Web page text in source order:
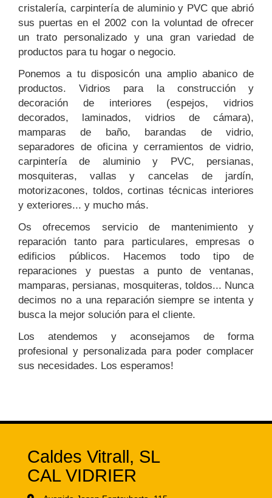
cristalería, carpintería de aluminio y PVC que abrió
sus puertas en el 2002 con la voluntad de ofrecer
un trato personalizado y una gran variedad de
productos para tu hogar o negocio.
Ponemos a tu disposicón una amplio abanico de
productos. Vidrios para la construcción y
decoración de interiores (espejos, vidrios
decorados, laminados, vidrios de cámara),
mamparas de baño, barandas de vidrio,
separadores de oficina y cerramientos de vidrio,
carpintería de aluminio y PVC, persianas,
mosquiteras, vallas y cancelas de jardín,
motorizacones, toldos, cortinas técnicas interiores
y exteriores... y mucho más.
Os ofrecemos servicio de mantenimiento y
reparación tanto para particulares, empresas o
edificios públicos. Hacemos todo tipo de
reparaciones y puestas a punto de ventanas,
mamparas, persianas, mosquiteras, toldos... Nunca
decimos no a una reparación siempre se intenta y
busca la mejor solución para el cliente.
Los atendemos y aconsejamos de forma
profesional y personalizada para poder complacer
sus necesidades. Los esperamos!
Caldes Vitrall, SL
CAL VIDRIER